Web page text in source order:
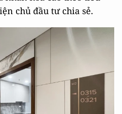
chủ đầu tư chia sẻ.